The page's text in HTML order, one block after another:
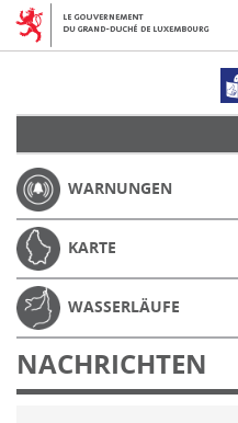
WARNUNGEN
KARTE
WASSERLÄUFE
NACHRICHTEN